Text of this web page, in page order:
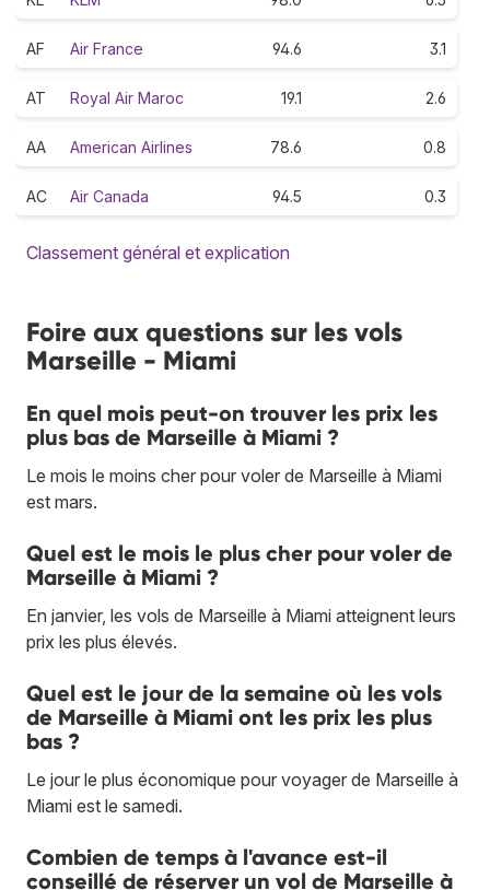
AF Air France 94.6 3.1
AT Royal Air Maroc 19.1 2.6
AA American Airlines 78.6 0.8
AC Air Canada 94.5 0.3
Classement général et explication
Foire aux questions sur les vols
Marseille - Miami
En quel mois peut-on trouver les prix les
plus bas de Marseille à Miami ?
Le mois le moins cher pour voler de Marseille à Miami
est mars.
Quel est le mois le plus cher pour voler de
Marseille à Miami ?
En janvier, les vols de Marseille à Miami atteignent leurs
prix les plus élevés.
Quel est le jour de la semaine où les vols
de Marseille à Miami ont les prix les plus
bas ?
Le jour le plus économique pour voyager de Marseille à
Miami est le samedi.
Combien de temps à l'avance est-il
conseillé de réserver un vol de Marseille à